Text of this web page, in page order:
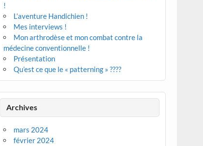
!
L’aventure Handichien !
Mes interviews !
Mon arthrodèse et mon combat contre la
médecine conventionnelle !
Présentation
Qu’est ce que le « patterning » ????
Archives
mars 2024
février 2024